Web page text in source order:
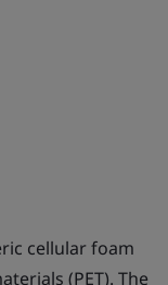
cellular foam
(PET). The